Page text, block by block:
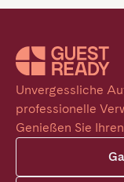
Unvergessliche
professionelle
Genießen Sie